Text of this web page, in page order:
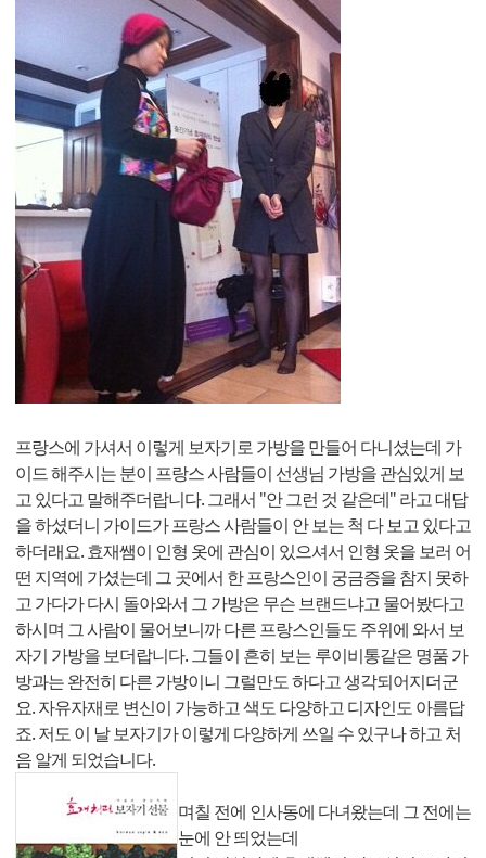
프랑스에 가셔서 이렇게 보자기로 가방을 만들어 다니셨는데 가
이드 해주시는 분이 프랑스 사람들이 선생님 가방을 관심있게 보
고 있다고 말해주더랍니다. 그래서 "안 그런 것 같은데" 라고 대답
을 하셨더니 가이드가 프랑스 사람들이 안 보는 척 다 보고 있다고
하더래요. 효재쌤이 인형 옷에 관심이 있으셔서 인형 옷을 보러 어
떤 지역에 가셨는데 그 곳에서 한 프랑스인이 궁금증을 참지 못하
고 가다가 다시 돌아와서 그 가방은 무슨 브랜드냐고 물어봤다고
하시며 그 사람이 물어보니까 다른 프랑스인들도 주위에 와서 보
자기 가방을 보더랍니다. 그들이 흔히 보는 루이비통같은 명품 가
방과는 완전히 다른 가방이니 그럴만도 하다고 생각되어지더군
요. 자유자재로 변신이 가능하고 색도 다양하고 디자인도 아름답
죠. 저도 이 날 보자기가 이렇게 다양하게 쓰일 수 있구나 하고 처
음 알게 되었습니다.
며칠 전에 인사동에 다녀왔는데 그 전에는
눈에 안 띄었는데